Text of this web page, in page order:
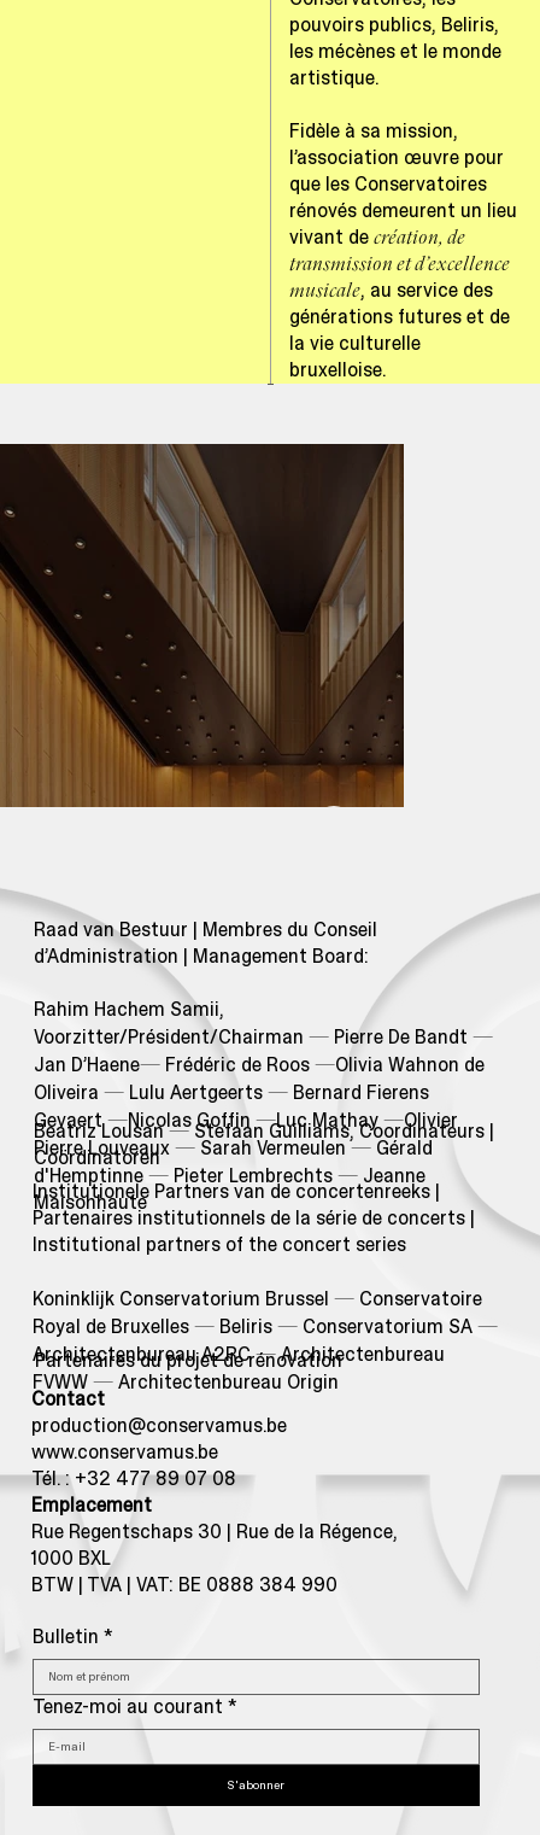
pouvoirs publics, Beliris,
les mécènes et le monde
artistique.
Fidèle à sa mission,
l’association œuvre pour
que les Conservatoires
rénovés demeurent un lieu
vivant decréation, de
transmission et d’excellence
musicale, au service des
générations futures et de
la vie culturelle
bruxelloise.
Raad van Bestuur | Membres du Conseil
d’Administration | Management Board:
Rahim Hachem Samii,
Voorzitter/Président/Chairman — Pierre De Bandt —
Jan D’Haene— Frédéric de Roos —Olivia Wahnon de
Oliveira — Lulu Aertgeerts — Bernard Fierens
Gevaert—Nicolas Goffin —Luc Mathay —Olivier
Pierre Louveaux — Sarah Vermeulen— Gérald
d'Hemptinne — Pieter Lembrechts — Jeanne
Maisonhaute
Beatriz Lousan—Stefaan Guilliams, Coordinateurs |
Coördinatoren
Contact
production@conservamus.be
www.conservamus.be
Tél. : +32 477 89 07 08
Emplacement
Rue Regentschaps 30 | Rue de la Régence,
1000 BXL
BTW | TVA | VAT: BE 0888 384 990
Bulletin *
Tenez-moi au courant *
S'abonner
Partenaires du projet de rénovation
Institutionele Partners van de concertenreeks |
Partenaires institutionnels de la série de concerts |
Institutional partners of the concert series
Koninklijk Conservatorium Brussel— Conservatoire
Royal de Bruxelles— Beliris— Conservatorium SA—
Architectenbureau A2RC—Architectenbureau
FVWW— Architectenbureau Origin